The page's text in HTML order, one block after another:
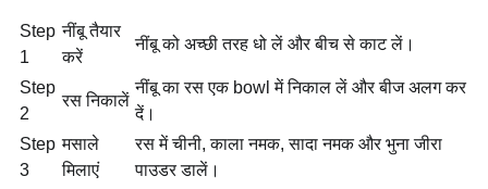
Step
1
नींबू तैयार
करें
नींबू को अच्छी तरह धो लें और बीच से काट लें।
Step
2
रस निकालें
नींबू का रस एक bowl में निकाल लें और बीज अलग कर
दें।
Step
3
मसाले
मिलाएं
रस में चीनी, काला नमक, सादा नमक और भुना जीरा
पाउडर डालें।